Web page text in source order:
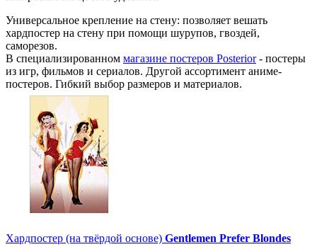
Универсальное крепление на стену: позволяет вешать
хардпостер на стену при помощи шурупов, гвоздей,
саморезов.
В специализированном магазине постеров Posterior- постеры
из игр, фильмов и сериалов. Другой ассортимент аниме-
постеров. Гибкий выбор размеров и материалов.
Хардпостер (на твёрдой основе) Gentlemen Prefer Blondes